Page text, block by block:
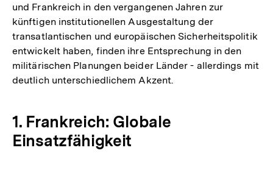
und Frankreich in den vergangenen Jahren zur
künftigen institutionellen Ausgestaltung der
transatlantischen und europäischen Sicherheitspolitik
entwickelt haben, finden ihre Entsprechung in den
militärischen Planungen beider Länder - allerdings mit
deutlich unterschiedlichem Akzent.
1. Frankreich: Globale
Einsatzfähigkeit